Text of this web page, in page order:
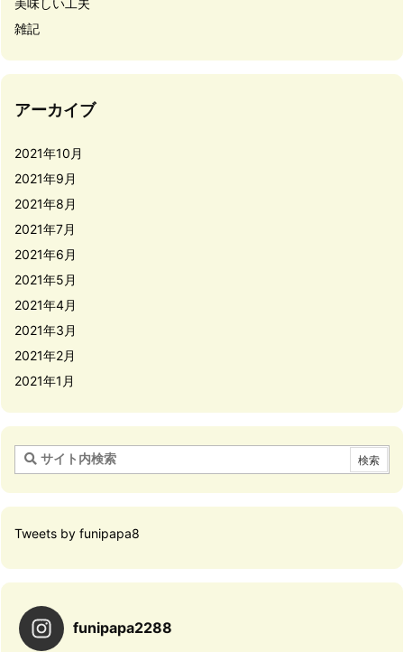
美味しい工夫
雑記
アーカイブ
2021年10月
2021年9月
2021年8月
2021年7月
2021年6月
2021年5月
2021年4月
2021年3月
2021年2月
2021年1月
Tweets by funipapa8
funipapa2288